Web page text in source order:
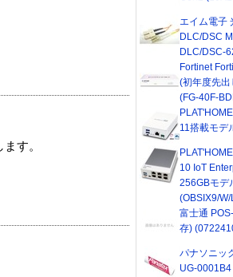
す。
エイム電子
DLC/DSC
DLC/DSC-
Fortinet
(初年度先
(FG-40F-
11搭載モデ
10 IoT
256GBモデ
(OBSIX9/
富士通
存)
パナソニッ
UG-